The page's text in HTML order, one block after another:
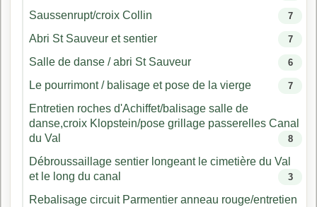
Saussenrupt/croix Collin 7
Abri St Sauveur et sentier 7
Salle de danse / abri St Sauveur 6
Le pourrimont / balisage et pose de la vierge 7
Entretien roches d'Achiffet/balisage salle de
danse,croix Klopstein/pose grillage passerelles Canal
du Val
8
Débroussaillage sentier longeant le cimetière du Val
et le long du canal
3
Rebalisage circuit Parmentier anneau rouge/entretien